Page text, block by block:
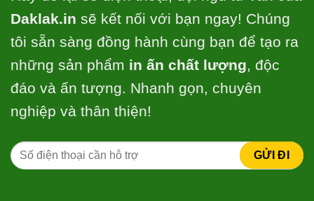
Daklak.in sẽ kết nối với bạn ngay! Chúng
tôi sẵn sàng đồng hành cùng bạn để tạo ra
những sản phẩm in ấn chất lượng, độc
đáo và ấn tượng. Nhanh gọn, chuyên
nghiệp và thân thiện!